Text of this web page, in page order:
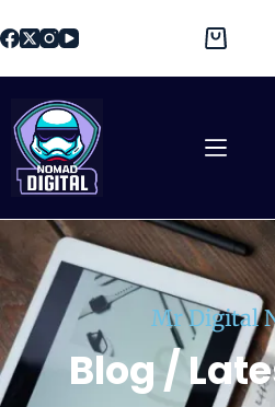
Mr Digital
Blog /